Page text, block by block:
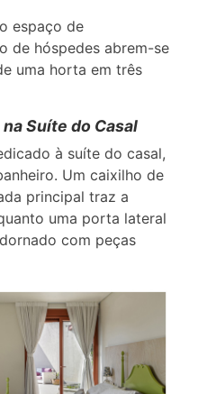
espaço de
de hóspedes abrem-se
uma horta em três
Suíte do Casal
à suíte do casal,
Um caixilho de
principal traz a
uma porta lateral
com peças